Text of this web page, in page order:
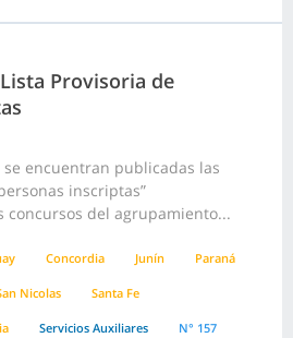
Provisoria de
encuentran publicadas las
inscriptas”
concursos del agrupamiento...
Concordia Junín Paraná
Nicolas Santa Fe
Servicios Auxiliares N° 157